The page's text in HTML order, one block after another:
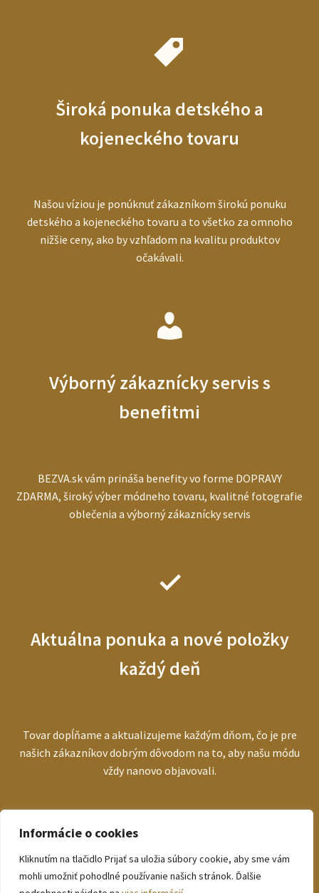
Informácie o cookies
Kliknutím na tlačidlo Prijať sa uložia súbory cookie, aby sme vám
mohli umožniť pohodlné používanie našich stránok. Ďalšie
Široká ponuka detského a
kojeneckého tovaru
Našou víziou je ponúknuť zákazníkom širokú ponuku
detského a kojeneckého tovaru a to všetko za omnoho
nižšie ceny, ako by vzhľadom na kvalitu produktov
očakávali.
Výborný zákaznícky servis s
benefitmi
BEZVA.sk vám prináša benefity vo forme DOPRAVY
ZDARMA, široký výber módneho tovaru, kvalitné fotografie
oblečenia a výborný zákaznícky servis
Aktuálna ponuka a nové položky
každý deň
Tovar dopĺňame a aktualizujeme každým dňom, čo je pre
našich zákazníkov dobrým dôvodom na to, aby našu módu
vždy nanovo objavovali.
© bezva.sk 2026
Zásady ochrany osobných údajov